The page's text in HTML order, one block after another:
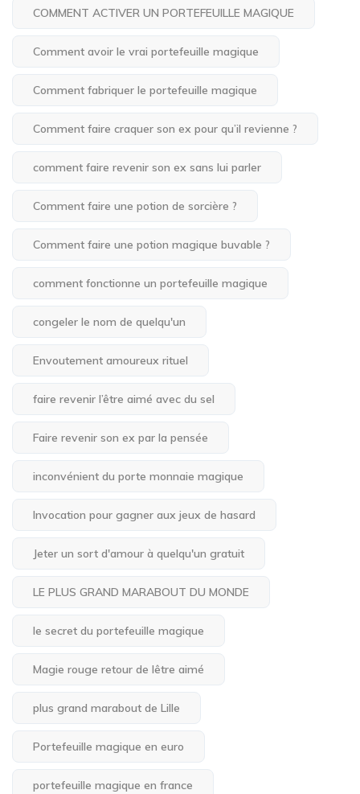
COMMENT ACTIVER UN PORTEFEUILLE MAGIQUE
Comment avoir le vrai portefeuille magique
Comment fabriquer le portefeuille magique
Comment faire craquer son ex pour qu’il revienne ?
comment faire revenir son ex sans lui parler
Comment faire une potion de sorcière ?
Comment faire une potion magique buvable ?
comment fonctionne un portefeuille magique
congeler le nom de quelqu'un
Envoutement amoureux rituel
faire revenir l’être aimé avec du sel
Faire revenir son ex par la pensée
inconvénient du porte monnaie magique
Invocation pour gagner aux jeux de hasard
Jeter un sort d'amour à quelqu'un gratuit
LE PLUS GRAND MARABOUT DU MONDE
le secret du portefeuille magique
Magie rouge retour de lêtre aimé
plus grand marabout de Lille
Portefeuille magique en euro
portefeuille magique en france